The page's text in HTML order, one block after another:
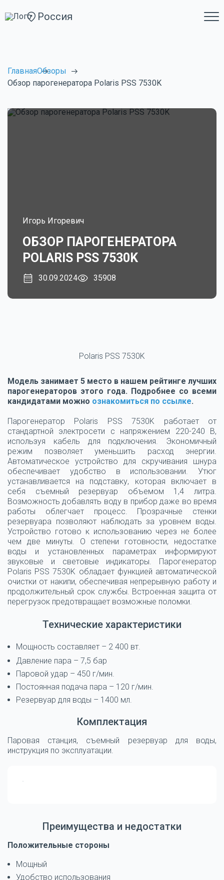
Россия
ГлавнаяОбзоры
Обзор парогенератора Polaris PSS 7530K
Игорь Игоревич
ОБЗОР ПАРОГЕНЕРАТОРА
POLARIS PSS 7530K
30.09.2024 35908
Polaris PSS 7530K
Модель занимает 5 место в нашем рейтинге лучших
парогенераторов этого года. Подробнее со всеми
кандидатами можно ознакомиться по ссылке.
Парогенератор Polaris PSS 7530K работает от
стандартной электросети с напряжением 220-240 В,
используя кабель для подключения. Экономичный
режим позволяет уменьшить расход энергии.
Автоматическое устройство для скручивания шнура
обеспечивает удобство в использовании. Утюг
устанавливается на подставку, которая включает в
себя съемный резервуар объемом 1,4 литра.
Возможность добавлять воду в прибор даже во время
работы облегчает процесс. Прозрачные стенки
резервуара позволяют наблюдать за уровнем воды.
Устройство готово к использованию через не более
чем две минуты. О степени готовности, недостатке
воды и установленных параметрах информируют
звуковые и световые индикаторы. Парогенератор
Polaris PSS 7530K обладает функцией автоматической
очистки от накипи, обеспечивая непрерывную работу и
продолжительный срок службы. Встроенная защита от
перегрузок предотвращает возможные поломки.
Технические характеристики
Мощность составляет – 2 400 вт.
Давление пара – 7,5 бар
Паровой удар – 450 г/мин.
Постоянная подача пара – 120 г/мин.
Резервуар для воды – 1400 мл.
Комплектация
Паровая станция, съемный резервуар для воды,
инструкция по эксплуатации.
Преимущества и недостатки
Положительные стороны
Мощный
Удобство использования